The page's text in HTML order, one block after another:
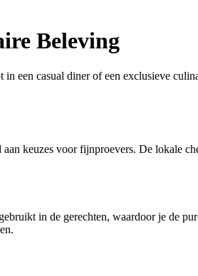
Beleving
een casual diner of een exclusieve
keuzes voor fijnproevers. De lokale
in de gerechten, waardoor je de